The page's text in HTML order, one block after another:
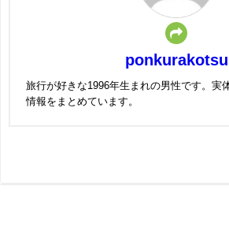
ponkurakotsu
旅行が好きな1996年生まれの男性です。実
情報をまとめています。